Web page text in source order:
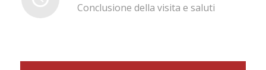
Conclusione della visita e saluti